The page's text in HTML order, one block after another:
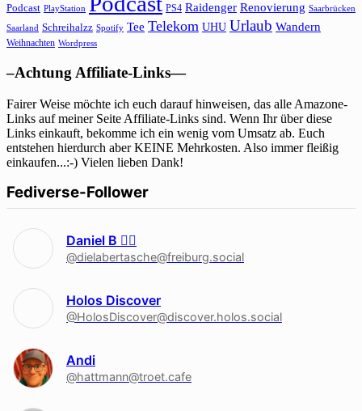
Podcast PlayStation PS4 Raidenger Renovierung Saarbrücken
Saarland Schreihalzz Spotify Tee Telekom UHU Urlaub Wandern
Weihnachten Wordpress
–Achtung Affiliate-Links—
Fairer Weise möchte ich euch darauf hinweisen, das alle Amazone-
Links auf meiner Seite Affiliate-Links sind. Wenn Ihr über diese
Links einkauft, bekomme ich ein wenig vom Umsatz ab. Euch
entstehen hierdurch aber KEINE Mehrkosten. Also immer fleißig
einkaufen...:-) Vielen lieben Dank!
Fediverse-Follower
Daniel B 🏳‍🌈
@dielabertasche@freiburg.social
Holos Discover
@HolosDiscover@discover.holos.social
Andi
@hattmann@troet.cafe